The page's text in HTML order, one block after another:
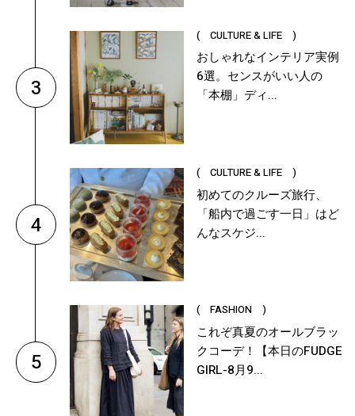
3
( CULTURE & LIFE )
おしゃれなインテリア実例
6選。センスがいい人の
「本棚」ディ...
4
( CULTURE & LIFE )
初めてのクルーズ旅行、
「船内で過ごす一日」はど
んなスケジ...
5
( FASHION )
これぞ真夏のオールブラッ
クコーデ！【本日のFUDGE
GIRL-8月9...